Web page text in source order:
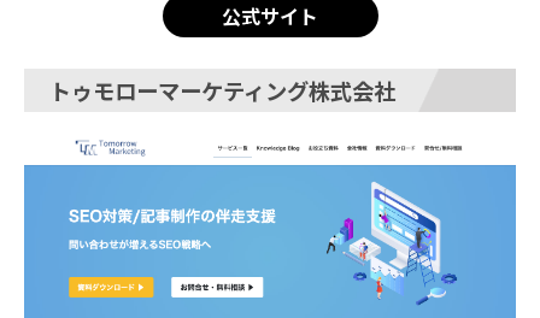
公式サイト
トゥモローマーケティング株式会社